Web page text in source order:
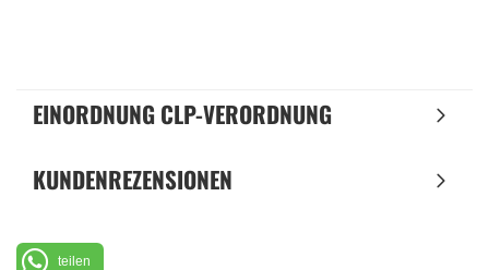
EINORDNUNG CLP-VERORDNUNG
KUNDENREZENSIONEN
teilen